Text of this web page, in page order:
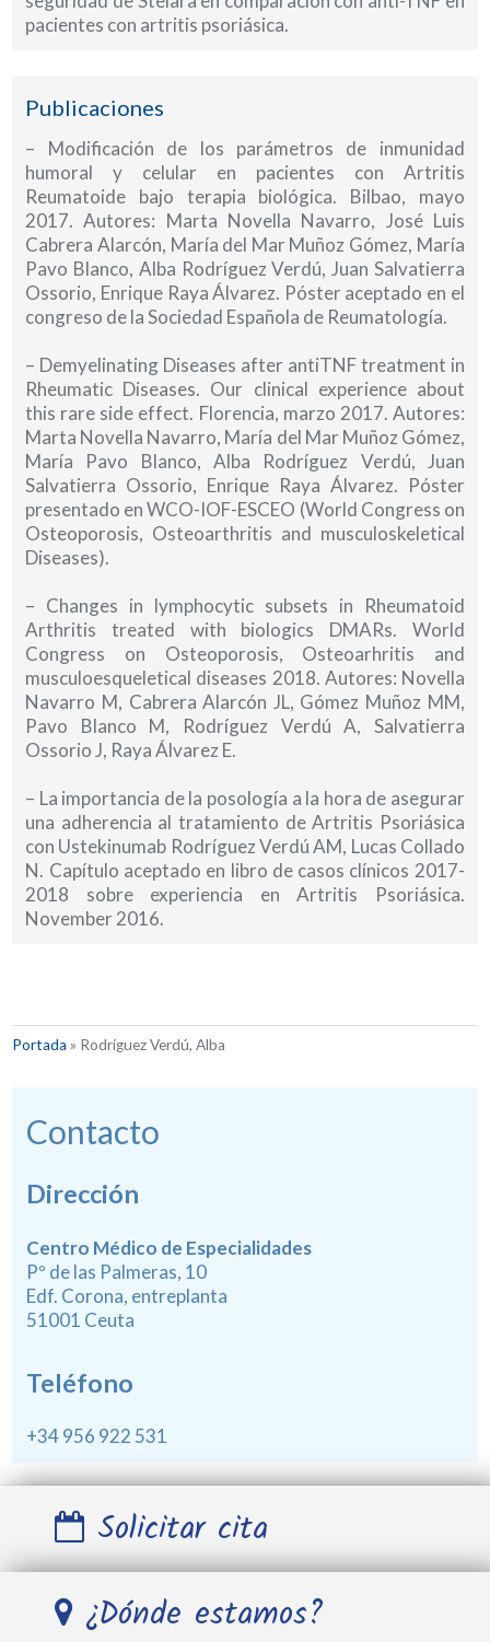
pacientes con artritis psoriásica.
Publicaciones
– Modificación de los parámetros de inmunidad
humoral y celular en pacientes con Artritis
Reumatoide bajo terapia biológica. Bilbao, mayo
2017. Autores: Marta Novella Navarro, José Luis
Cabrera Alarcón, María del Mar Muñoz Gómez, María
Pavo Blanco, Alba Rodríguez Verdú, Juan Salvatierra
Ossorio, Enrique Raya Álvarez. Póster aceptado en el
congreso de la Sociedad Española de Reumatología.
– Demyelinating Diseases after antiTNF treatment in
Rheumatic Diseases. Our clinical experience about
this rare side effect. Florencia, marzo 2017. Autores:
Marta Novella Navarro, María del Mar Muñoz Gómez,
María Pavo Blanco, Alba Rodríguez Verdú, Juan
Salvatierra Ossorio, Enrique Raya Álvarez. Póster
presentado en WCO-IOF-ESCEO (World Congress on
Osteoporosis, Osteoarthritis and musculoskeletical
Diseases).
– Changes in lymphocytic subsets in Rheumatoid
Arthritis treated with biologics DMARs. World
Congress on Osteoporosis, Osteoarhritis and
musculoesqueletical diseases 2018. Autores: Novella
Navarro M, Cabrera Alarcón JL, Gómez Muñoz MM,
Pavo Blanco M, Rodríguez Verdú A, Salvatierra
Ossorio J, Raya Álvarez E.
– La importancia de la posología a la hora de asegurar
una adherencia al tratamiento de Artritis Psoriásica
con Ustekinumab Rodríguez Verdú AM, Lucas Collado
N. Capítulo aceptado en libro de casos clínicos 2017-
2018 sobre experiencia en Artritis Psoriásica.
November 2016.
Portada » Rodríguez Verdú, Alba
Contacto
Dirección
Centro Médico de Especialidades
Pº de las Palmeras, 10
Edf. Corona, entreplanta
51001 Ceuta
Teléfono
+34 956 922 531
Solicitar cita
¿Dónde estamos?